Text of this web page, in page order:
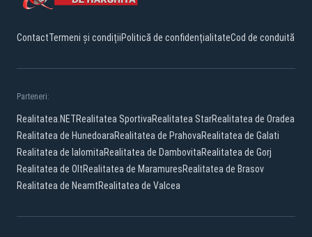
ContactTermeni și condițiiPolitică de confidențialitateCod de conduită
Parteneri:
Realitatea.NETRealitatea SportivaRealitatea StarRealitatea de Oradea
Realitatea de HunedoaraRealitatea de PrahovaRealitatea de Galati
Realitatea de IalomitaRealitatea de DambovitaRealitatea de Gorj
Realitatea de OltRealitatea de MaramuresRealitatea de Brasov
Realitatea de NeamtRealitatea de Valcea